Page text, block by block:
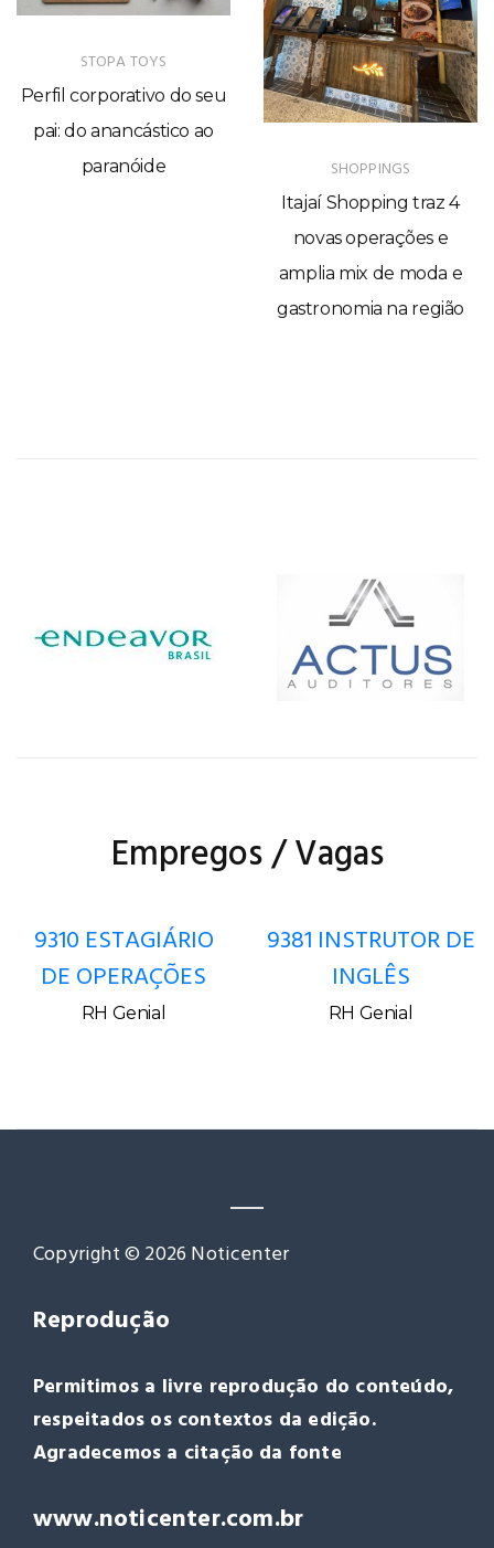
SHOPPINGS
IMOVAÇÃO
Tecnologia catarinense
banheiras que se limpam
sozinhas
Empregos / Vagas
9381 INSTRUTOR DE
INGLÊS
RH Genial
9350 ASSISTENTE
DE RH
GENERALISTA
Copyright © 2026 Noticenter
Reprodução
Permitimos a livre reprodução do conteúdo,
respeitados os contextos da edição.
Agradecemos a citação da fonte
www.noticenter.com.br